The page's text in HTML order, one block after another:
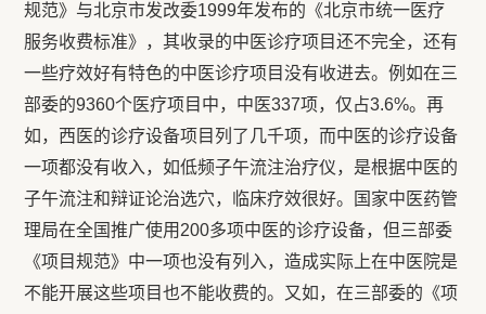
规范》与北京市发改委1999年发布的《北京市统一医疗
服务收费标准》，其收录的中医诊疗项目还不完全，还有
一些疗效好有特色的中医诊疗项目没有收进去。例如在三
部委的9360个医疗项目中，中医337项，仅占3.6%。再
如，西医的诊疗设备项目列了几千项，而中医的诊疗设备
一项都没有收入，如低频子午流注治疗仪，是根据中医的
子午流注和辩证论治选穴，临床疗效很好。国家中医药管
理局在全国推广使用200多项中医的诊疗设备，但三部委
《项目规范》中一项也没有列入，造成实际上在中医院是
不能开展这些项目也不能收费的。又如，在三部委的《项